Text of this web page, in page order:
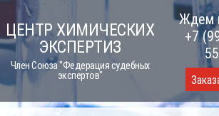
Skip
to
content
ЦЕНТР ХИМИЧЕСКИХ
ЭКСПЕРТИЗ
Член Союза "Федерация судебных
экспертов"
Ждем
+7